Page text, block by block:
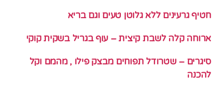
חטיף גרעינים ללא גלוטן טעים וגם בריא
ארוחה קלה לשבת קיצית – עוף בגריל בשקית קוקי
סיגרים – שטרודל תפוחים מבצק פילו , מהמם וקל
להכנה